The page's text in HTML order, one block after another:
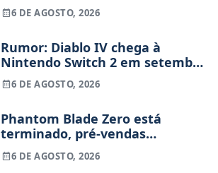
6 DE AGOSTO, 2026
Rumor: Diablo IV chega à
Nintendo Switch 2 em setembro
e vai custar o preço de um jogo
novo
6 DE AGOSTO, 2026
Phantom Blade Zero está
terminado, pré-vendas
começam na próxima semana
6 DE AGOSTO, 2026